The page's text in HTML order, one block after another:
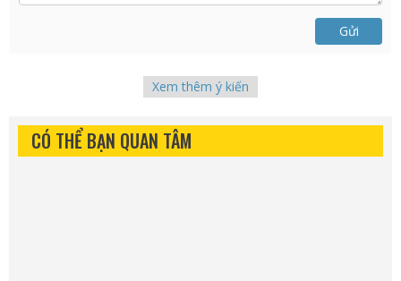
Gửi
Xem thêm ý kiến
CÓ THỂ BẠN QUAN TÂM